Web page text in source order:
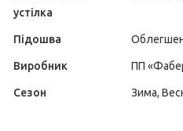
устілка
Підошва
Виробник ПП
Сезон Зима,